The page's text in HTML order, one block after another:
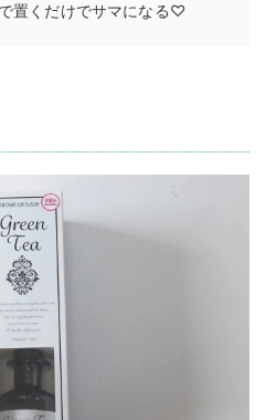
置くだけでサマになる♡